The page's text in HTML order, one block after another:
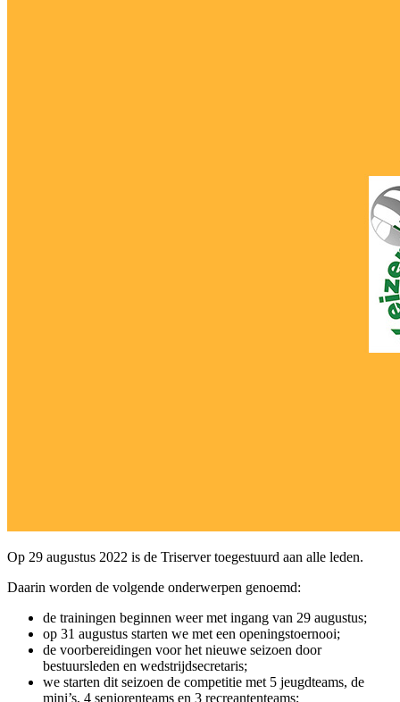
Op 29 augustus 2022 is de Triserver toegestuurd aan alle leden.
Daarin worden de volgende onderwerpen genoemd:
de trainingen beginnen weer met ingang van 29 augustus;
op 31 augustus starten we met een openingstoernooi;
de voorbereidingen voor het nieuwe seizoen door
bestuursleden en wedstrijdsecretaris;
we starten dit seizoen de competitie met 5 jeugdteams, de
mini’s, 4 seniorenteams en 3 recreantenteams;